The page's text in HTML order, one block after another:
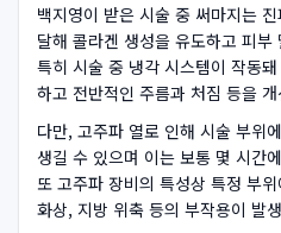
백지영이 받은 시술 중 써마지는
달해 콜라겐 생성을 유도하고 피
특히 시술 중 냉각 시스템이 작동
하고 전반적인 주름과 처짐 등을
다만, 고주파 열로 인해 시술 부위
생길 수 있으며 이는 보통 몇 시간
또 고주파 장비의 특성상 특정 부
화상, 지방 위축 등의 부작용이 발